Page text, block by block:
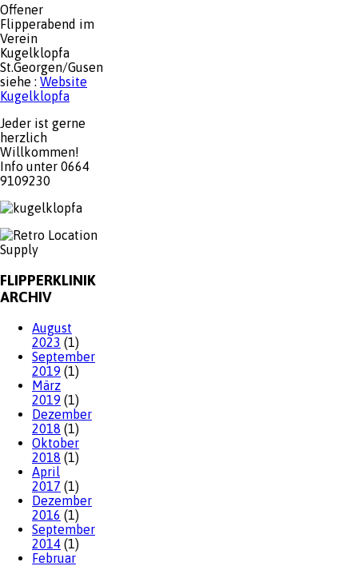
Offener
Flipperabend im
Verein
Kugelklopfa
St.Georgen/Gusen
siehe : Website
Kugelklopfa
Jeder ist gerne
herzlich
Willkommen!
Info unter 0664
9109230
FLIPPERKLINIK
ARCHIV
August
2023 (1)
September
2019 (1)
März
2019 (1)
Dezember
2018 (1)
Oktober
2018 (1)
April
2017 (1)
Dezember
2016 (1)
September
2014 (1)
Februar